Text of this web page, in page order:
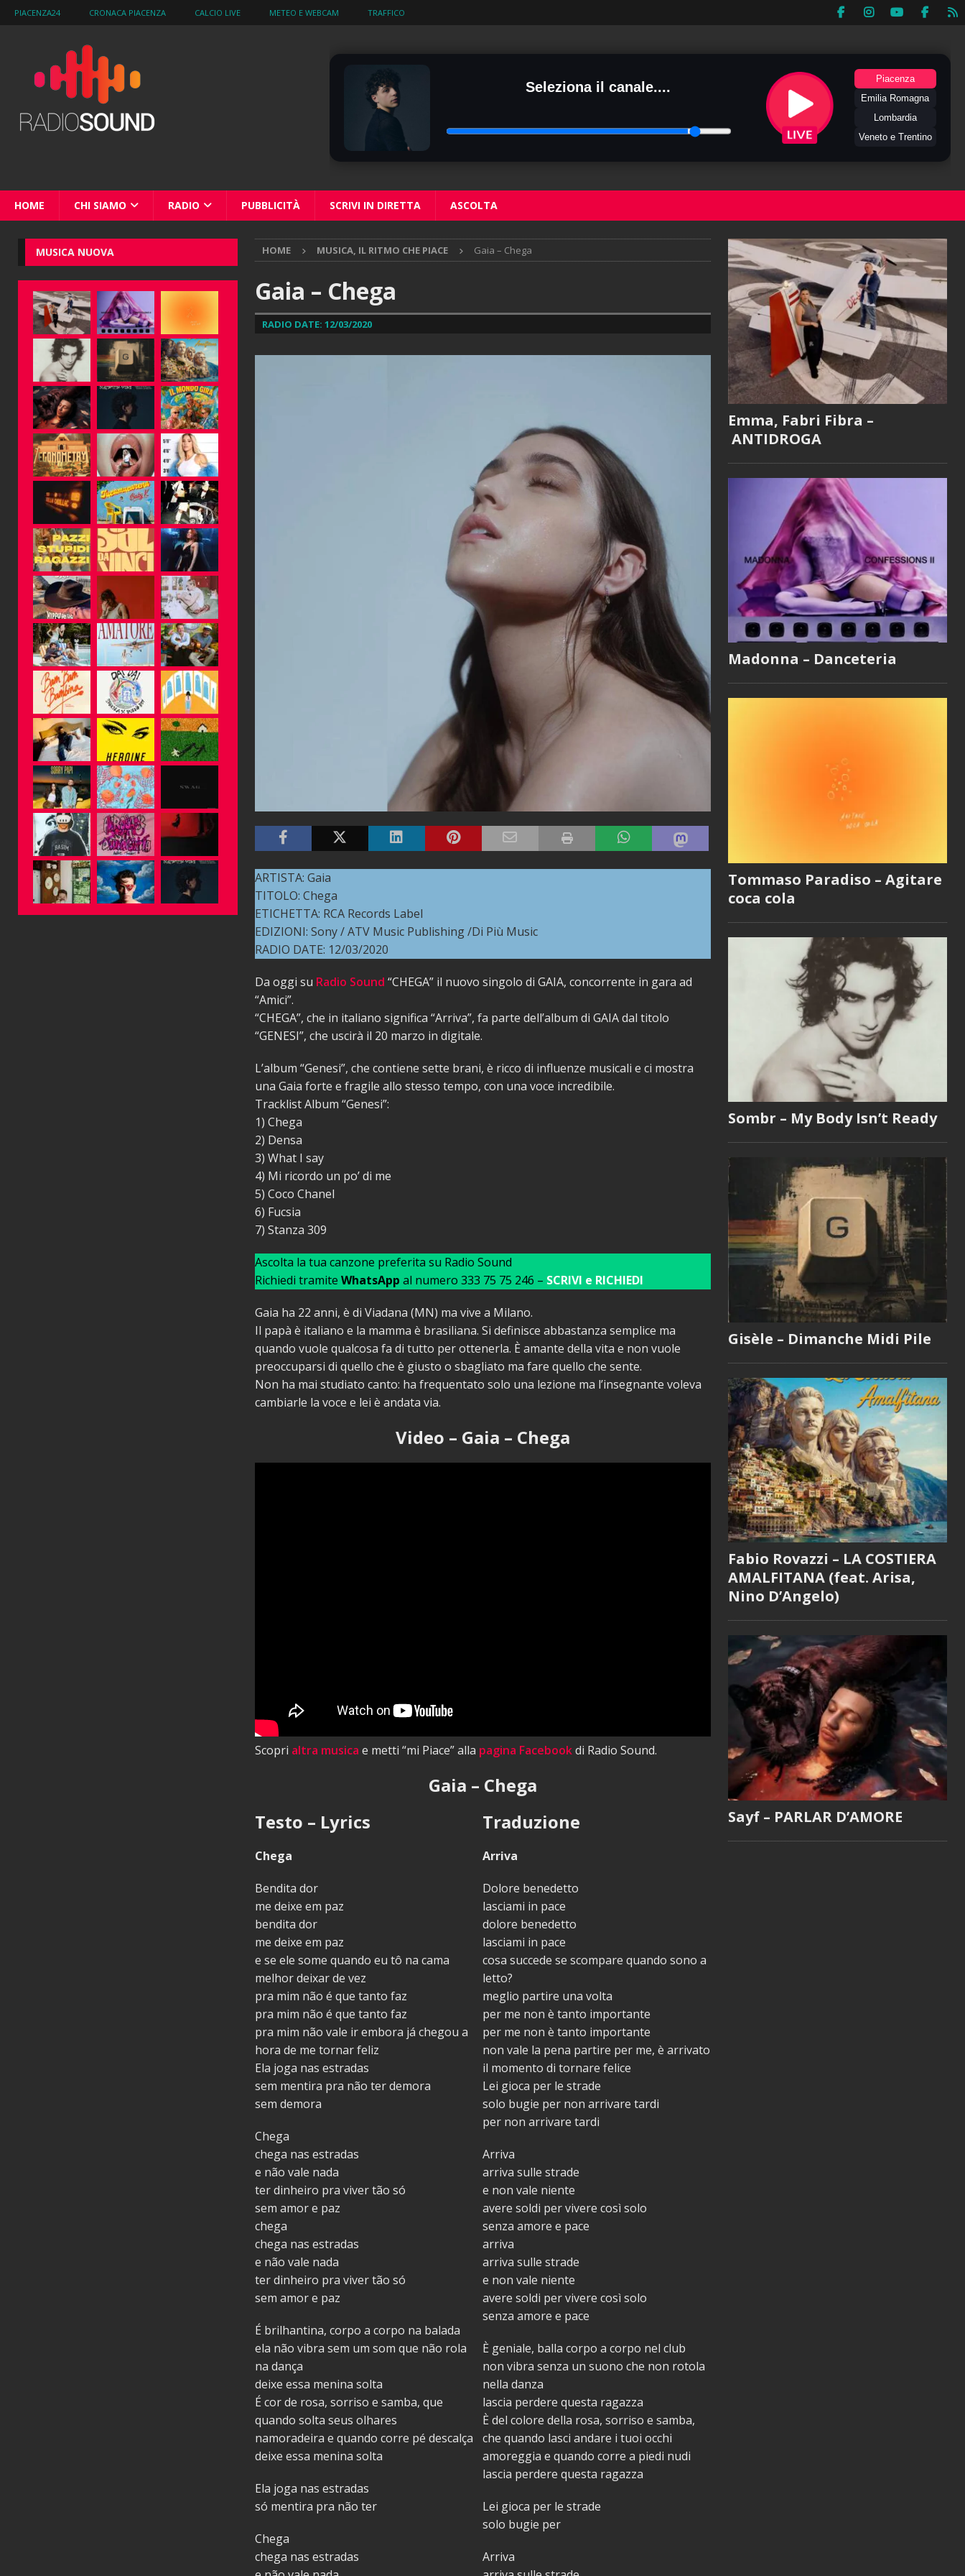
PIACENZA24 CRONACA PIACENZA CALCIO LIVE METEO E WEBCAM TRAFFICO
Seleziona il canale....
Piacenza
Emilia Romagna
Lombardia
Veneto e Trentino
HOME CHI SIAMO RADIO PUBBLICITÀ SCRIVI IN DIRETTA ASCOLTA
HOME MUSICA, IL RITMO CHE PIACE Gaia – Chega
Gaia – Chega
RADIO DATE: 12/03/2020
ARTISTA: Gaia
TITOLO: Chega
ETICHETTA: RCA Records Label
EDIZIONI: Sony / ATV Music Publishing /Di Più Music
RADIO DATE: 12/03/2020
Da oggi su Radio Sound “CHEGA” il nuovo singolo di GAIA, concorrente in gara ad
“Amici”.
“CHEGA”, che in italiano significa “Arriva”, fa parte dell’album di GAIA dal titolo
“GENESI”, che uscirà il 20 marzo in digitale.
L’album “Genesi”, che contiene sette brani, è ricco di influenze musicali e ci mostra
una Gaia forte e fragile allo stesso tempo, con una voce incredibile.
Tracklist Album “Genesi”:
1) Chega
2) Densa
3) What I say
4) Mi ricordo un po’ di me
5) Coco Chanel
6) Fucsia
7) Stanza 309
Ascolta la tua canzone preferita su Radio Sound
Richiedi tramite WhatsApp al numero 333 75 75 246 – SCRIVI e RICHIEDI
Gaia ha 22 anni, è di Viadana (MN) ma vive a Milano.
Il papà è italiano e la mamma è brasiliana. Si definisce abbastanza semplice ma
quando vuole qualcosa fa di tutto per ottenerla. È amante della vita e non vuole
preoccuparsi di quello che è giusto o sbagliato ma fare quello che sente.
Non ha mai studiato canto: ha frequentato solo una lezione ma l’insegnante voleva
cambiarle la voce e lei è andata via.
Video – Gaia – Chega
Scopri altra musica e metti “mi Piace” alla pagina Facebookdi Radio Sound.
Gaia – Chega
Testo – Lyrics
Chega
Bendita dor
me deixe em paz
bendita dor
me deixe em paz
e se ele some quando eu tô na cama
melhor deixar de vez
pra mim não é que tanto faz
pra mim não é que tanto faz
pra mim não vale ir embora já chegou a
hora de me tornar feliz
Ela joga nas estradas
sem mentira pra não ter demora
sem demora
Chega
chega nas estradas
e não vale nada
ter dinheiro pra viver tão só
sem amor e paz
chega
chega nas estradas
e não vale nada
ter dinheiro pra viver tão só
sem amor e paz
É brilhantina, corpo a corpo na balada
ela não vibra sem um som que não rola
na dança
deixe essa menina solta
É cor de rosa, sorriso e samba, que
quando solta seus olhares
namoradeira e quando corre pé descalça
deixe essa menina solta
Ela joga nas estradas
só mentira pra não ter
Chega
chega nas estradas
Traduzione
Arriva
Dolore benedetto
lasciami in pace
dolore benedetto
lasciami in pace
cosa succede se scompare quando sono a
letto?
meglio partire una volta
per me non è tanto importante
per me non è tanto importante
non vale la pena partire per me, è arrivato
il momento di tornare felice
Lei gioca per le strade
solo bugie per non arrivare tardi
per non arrivare tardi
Arriva
arriva sulle strade
e non vale niente
avere soldi per vivere così solo
senza amore e pace
arriva
arriva sulle strade
e non vale niente
avere soldi per vivere così solo
senza amore e pace
È geniale, balla corpo a corpo nel club
non vibra senza un suono che non rotola
nella danza
lascia perdere questa ragazza
È del colore della rosa, sorriso e samba,
che quando lasci andare i tuoi occhi
amoreggia e quando corre a piedi nudi
lascia perdere questa ragazza
Lei gioca per le strade
solo bugie per
Arriva
MUSICA NUOVA
Emma, Fabri Fibra –
ANTIDROGA
Madonna – Danceteria
Tommaso Paradiso – Agitare
coca cola
Sombr – My Body Isn’t Ready
Gisèle – Dimanche Midi Pile
Fabio Rovazzi – LA COSTIERA
AMALFITANA (feat. Arisa,
Nino D’Angelo)
Sayf – PARLAR D’AMORE